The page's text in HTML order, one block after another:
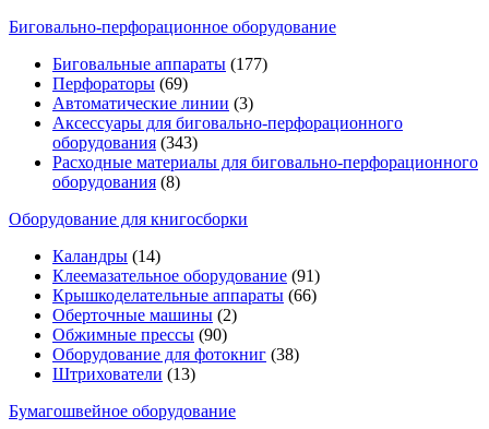
Биговально-перфорационное оборудование
Биговальные аппараты (177)
Перфораторы (69)
Автоматические линии (3)
Аксессуары для биговально-перфорационного
оборудования (343)
Расходные материалы для биговально-перфорационного
оборудования (8)
Оборудование для книгосборки
Каландры (14)
Клеемазательное оборудование (91)
Крышкоделательные аппараты (66)
Оберточные машины (2)
Обжимные прессы (90)
Оборудование для фотокниг (38)
Штрихователи (13)
Бумагошвейное оборудование